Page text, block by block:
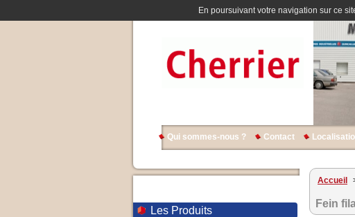
En poursuivant votre navigation sur ce
Qui sommes-nous ? Contact
Les Produits
Accueil
Fein